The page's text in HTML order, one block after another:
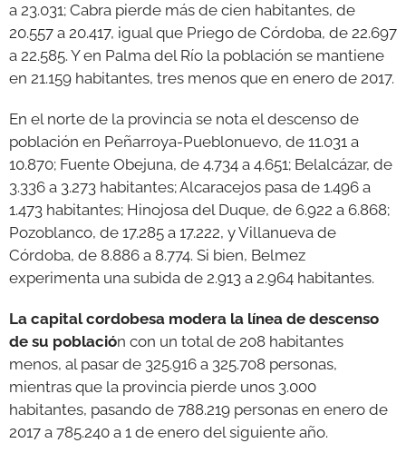
a 23.031; Cabra pierde más de cien habitantes, de
20.557 a 20.417, igual que Priego de Córdoba, de 22.697
a 22.585. Y en Palma del Río la población se mantiene
en 21.159 habitantes, tres menos que en enero de 2017.
En el norte de la provincia se nota el descenso de
población en Peñarroya-Pueblonuevo, de 11.031 a
10.870; Fuente Obejuna, de 4.734 a 4.651; Belalcázar, de
3.336 a 3.273 habitantes; Alcaracejos pasa de 1.496 a
1.473 habitantes; Hinojosa del Duque, de 6.922 a 6.868;
Pozoblanco, de 17.285 a 17.222, y Villanueva de
Córdoba, de 8.886 a 8.774. Si bien, Belmez
experimenta una subida de 2.913 a 2.964 habitantes.
La capital cordobesa modera la línea de descenso
de su población con un total de 208 habitantes
menos, al pasar de 325.916 a 325.708 personas,
mientras que la provincia pierde unos 3.000
habitantes, pasando de 788.219 personas en enero de
2017 a 785.240 a 1 de enero del siguiente año.